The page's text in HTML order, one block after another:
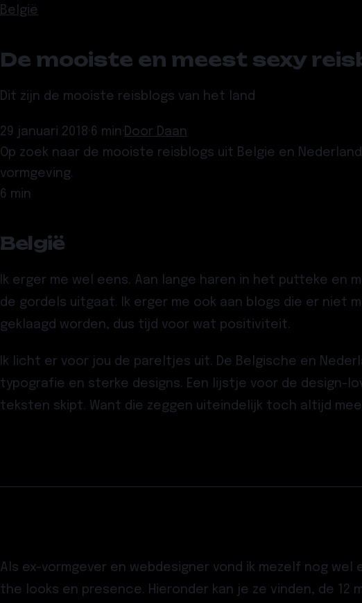
België
De mooiste en meest sexy
Dit zijn de mooiste reisblogs van het land
29 januari 2018·6 min· Door Daan
Op zoek naar de mooiste reisblogs uit Belgie en
vormgeving.
6 min
België
Ik erger me wel eens. Aan lange haren in het putteke en
de gordels uitgaat. Ik erger me ook aan blogs die er niet
geklaagd worden, dus tijd voor wat positiviteit.
Ik licht er voor jou de pareltjes uit. De Belgische en
typografie en sterke designs. Een lijstje voor de design-
teksten skipt. Want die zeggen uiteindelijk toch altijd
Als ex-vormgever en webdesigner vond ik mezelf nog
the looks en presence. Hieronder kan je ze vinden, de 12